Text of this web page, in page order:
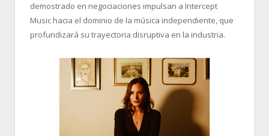
demostrado en negociaciones impulsan a Intercept
Music hacia el dominio de la música independiente, que
profundizará su trayectoria disruptiva en la industria.